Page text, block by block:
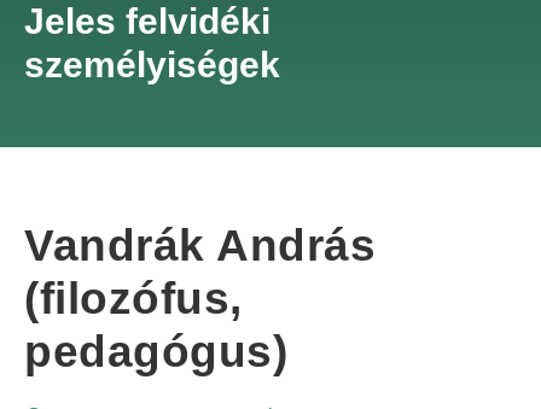
Jeles felvidéki
személyiségek
Vandrák András
(filozófus,
pedagógus)